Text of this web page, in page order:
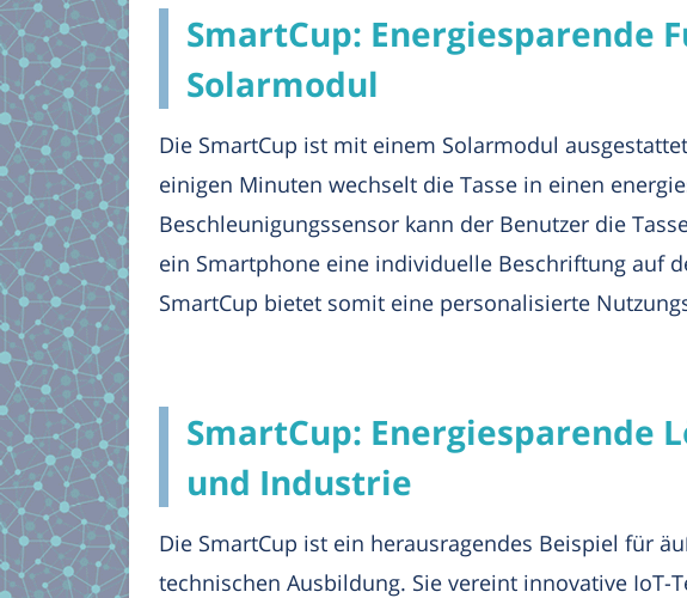
SmartCup: Energiesparende
Solarmodul
Die SmartCup ist mit einem Solarmodul
einigen Minuten wechselt die Tasse in einen
Beschleunigungssensor kann der Benutzer die
ein Smartphone eine individuelle Beschriftung auf
SmartCup bietet somit eine personalisierte
SmartCup: Energiesparende
und Industrie
Die SmartCup ist ein herausragendes Beispiel für
technischen Ausbildung. Sie vereint innovative IoT-